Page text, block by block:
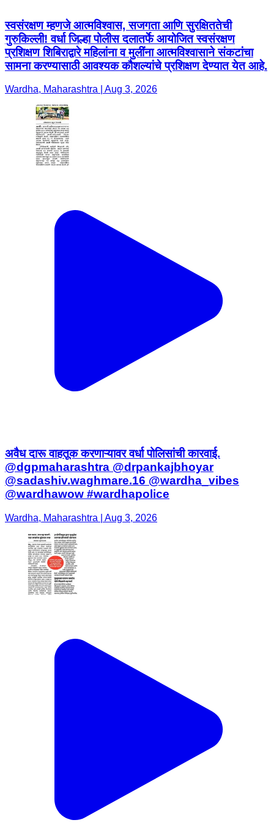
स्वसंरक्षण म्हणजे आत्मविश्वास, सजगता आणि सुरक्षिततेची
गुरुकिल्ली! वर्धा जिल्हा पोलीस दलातर्फे आयोजित स्वसंरक्षण
प्रशिक्षण शिबिराद्वारे महिलांना व मुलींना आत्मविश्वासाने संकटांचा
सामना करण्यासाठी आवश्यक कौशल्यांचे प्रशिक्षण देण्यात येत आहे.
Wardha, Maharashtra | Aug 3, 2026
अवैध दारू वाहतूक करणाऱ्यावर वर्धा पोलिसांची कारवाई.
@dgpmaharashtra @drpankajbhoyar
@sadashiv.waghmare.16 @wardha_vibes
@wardhawow #wardhapolice
Wardha, Maharashtra | Aug 3, 2026